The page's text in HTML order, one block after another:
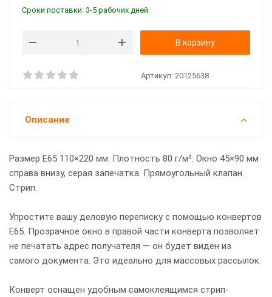
Сроки поставки: 3-5 рабочих дней
В корзину
Артикул: 20125638
Описание
Размер E65 110×220 мм. Плотность 80 г/м². Окно 45×90 мм
справа внизу, серая запечатка. Прямоугольный клапан.
Стрип.
Упростите вашу деловую переписку с помощью конвертов
Е65. Прозрачное окно в правой части конверта позволяет
не печатать адрес получателя — он будет виден из
самого документа. Это идеально для массовых рассылок.
Конверт оснащен удобным самоклеящимся стрип-